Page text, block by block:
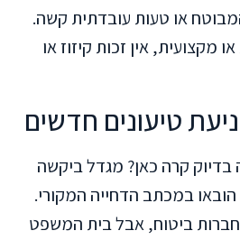
או טעות עובדתית קשה.
מקצועית, אין זכות קיזוז או
טיעונים חדשים
קרה כאן? מגדל ביקשה
במכתב הדחייה המקורי.
ביטוח, אבל בית המשפט